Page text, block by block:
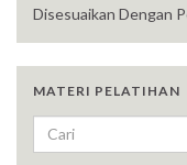
Disesuaikan Dengan
MATERI PELATIHAN
Search for: